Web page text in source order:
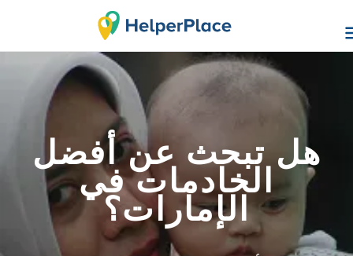
هل تبحث عن أفضل
الخادمات في
الإمارات؟